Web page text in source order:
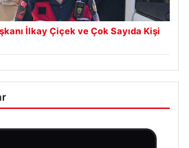
İlkay Çiçek ve Çok Sayıda Kişi